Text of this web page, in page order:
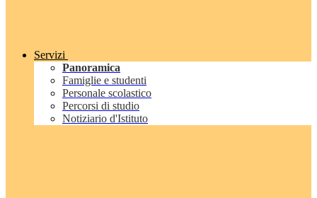
Servizi
Panoramica
Famiglie e studenti
Personale scolastico
Percorsi di studio
Notiziario d'Istituto